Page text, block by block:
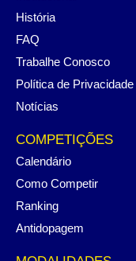
História
FAQ
Trabalhe Conosco
Política de Privacidade
Notícias
COMPETIÇÕES
Calendário
Como Competir
Ranking
Antidopagem